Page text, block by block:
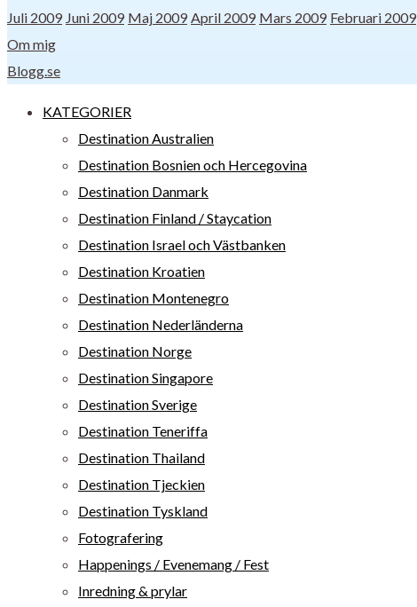
Juli 2009 Juni 2009 Maj 2009 April 2009 Mars 2009 Februari 2009
Om mig
Blogg.se
KATEGORIER
Destination Australien
Destination Bosnien och Hercegovina
Destination Danmark
Destination Finland / Staycation
Destination Israel och Västbanken
Destination Kroatien
Destination Montenegro
Destination Nederländerna
Destination Norge
Destination Singapore
Destination Sverige
Destination Teneriffa
Destination Thailand
Destination Tjeckien
Destination Tyskland
Fotografering
Happenings / Evenemang / Fest
Inredning & prylar